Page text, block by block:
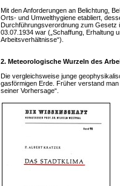
Mit den Anforderungen an Belichtung,
Orts- und Umwelthygiene etabliert,
Durchführungsverordnung zum Gesetz
03.07.1934 war („Schaffung, Erhaltung
Arbeitsverhältnisse“).
2. Meteorologische Wurzeln des
Die vergleichsweise junge
gasförmigen Erde. Früher verstand
seiner Vorhersage“.